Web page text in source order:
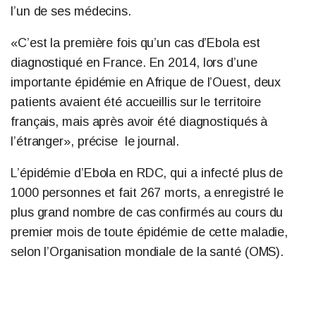
l’un de ses médecins.
«C’est la première fois qu’un cas d’Ebola est
diagnostiqué en France. En 2014, lors d’une
importante épidémie en Afrique de l’Ouest, deux
patients avaient été accueillis sur le territoire
français, mais après avoir été diagnostiqués à
l’étranger», précise le journal.
L’épidémie d’Ebola en RDC, qui a infecté plus de
1000 personnes et fait 267 morts, a enregistré le
plus grand nombre de cas confirmés au cours du
premier mois de toute épidémie de cette maladie,
selon l’Organisation mondiale de la santé (OMS).